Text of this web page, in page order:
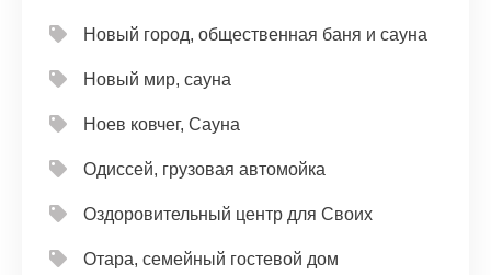
Новый город, общественная баня и сауна
Новый мир, сауна
Ноев ковчег, Сауна
Одиссей, грузовая автомойка
Оздоровительный центр для Своих
Отара, семейный гостевой дом